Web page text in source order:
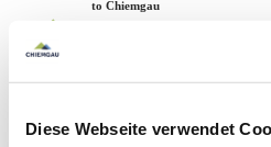
Diese Webseite verwendet
Back to the home page
Welcome to Chiemgau
urlaub@chiemgau.bayern